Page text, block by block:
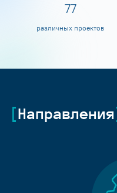
80
различных проектов
Направления